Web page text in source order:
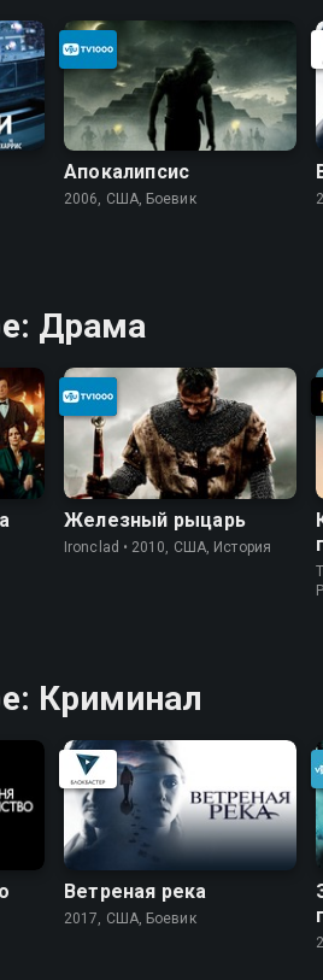
Апокалипсис
2006, США, Боевик
Драма
Железный рыцарь
Ironclad • 2010, США, История
Криминал
Ветреная река
2017, США, Боевик